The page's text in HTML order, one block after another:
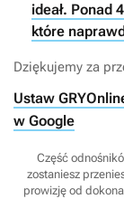
ideał. Ponad
które
Dziękujemy za
Ustaw
w Google
Część
zostaniesz
prowizję od